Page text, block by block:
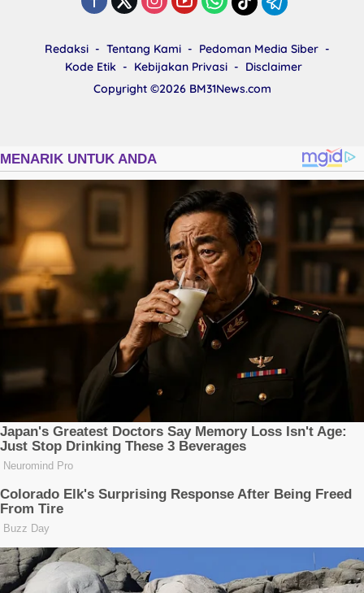
Redaksi Tentang Kami
Pedoman Media Siber
Kode Etik
Kebijakan Privasi
Disclaimer
Copyright ©2026 BM31News.com